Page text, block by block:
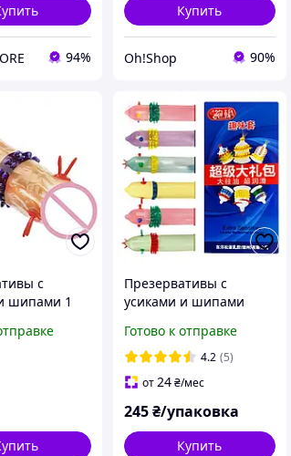
94%
Купить
Oh!Shop 90%
с
шипами 1
Презервативы с
усиками и шипами
Готово к отправке
4.2 (5)
от24₴/мес
245₴/упаковка
Купить